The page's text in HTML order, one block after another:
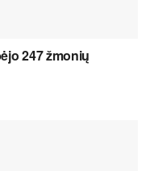
247 žmonių